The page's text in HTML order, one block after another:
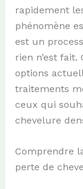
rapidement
phénomène
est un
rien n’est
options
traitements
ceux qui
chevelure
Comprendre
perte de